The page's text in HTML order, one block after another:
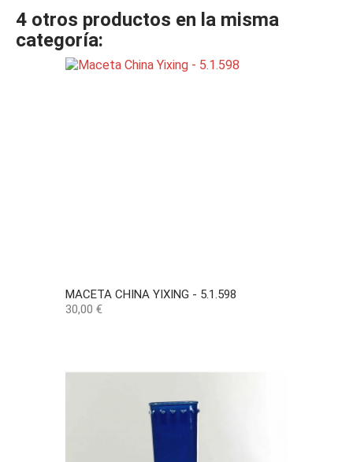
4 otros productos en la misma
categoría:
MACETA CHINA YIXING - 5.1.598
Precio
30,00 €